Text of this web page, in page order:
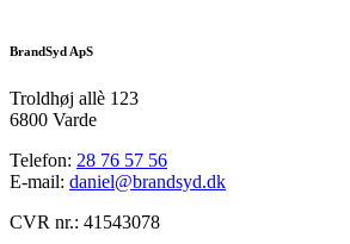
BrandSyd ApS
Troldhøj allè 123
6800 Varde
Telefon: 28 76 57 56
E-mail: daniel@brandsyd.dk
CVR nr.: 41543078